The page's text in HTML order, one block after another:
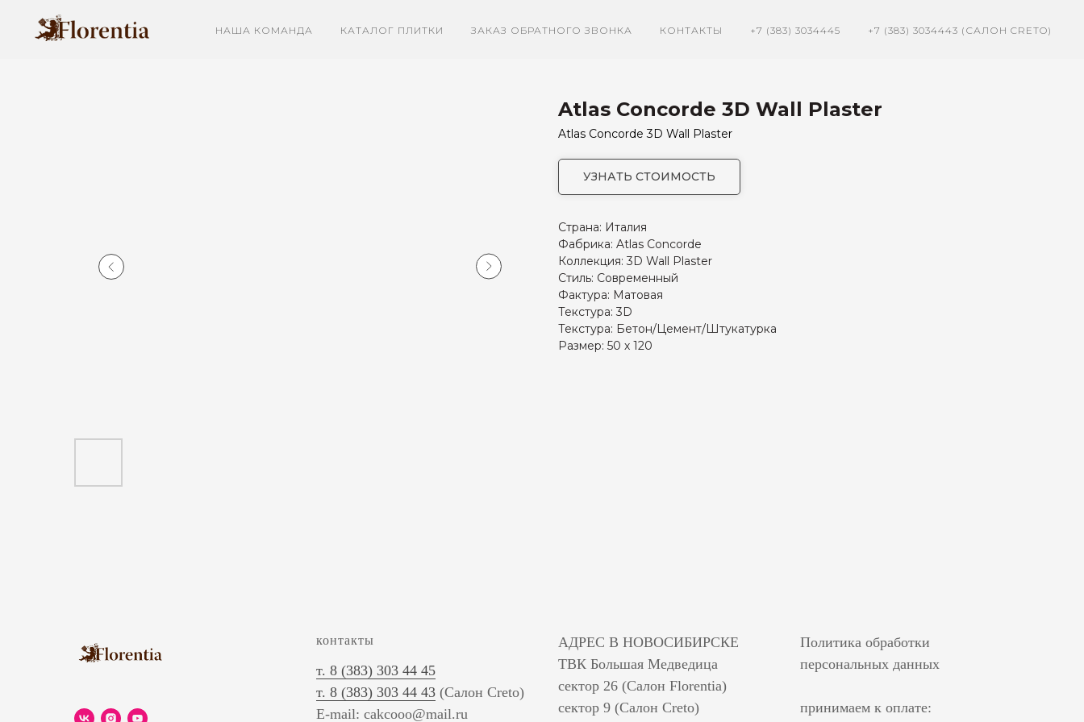
НАША КОМАНДА КАТАЛОГ ПЛИТКИ ЗАКАЗ ОБРАТНОГО ЗВОНКА КОНТАКТЫ +7 (383) 3034445 +7 (383) 3034443 (САЛОН CRETO)
Atlas Concorde 3D Wall Plaster
Atlas Concorde 3D Wall Plaster
УЗНАТЬ СТОИМОСТЬ
Страна: Италия
Фабрика: Atlas Concorde
Коллекция: 3D Wall Plaster
Стиль: Современный
Фактура: Матовая
Текстура: 3D
Текстура: Бетон/Цемент/Штукатурка
Размер: 50 х 120
контакты
т. 8 (383) 303 44 45
т. 8 (383) 303 44 43 (Салон Creto)
E-mail: cakcooo@mail.ru
АДРЕС В НОВОСИБИРСКЕ
ТВК Большая Медведица
сектор 26 (Салон Florentia)
сектор 9 (Салон Creto)
Политика обработки
персональных данных
принимаем к оплате: